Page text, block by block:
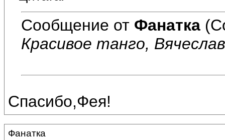
Сообщение от Фанатка
Красивое танго,
Спасибо,Фея!
Фанатка